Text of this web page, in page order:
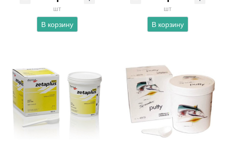
шт
В корзину
шт
В корзину